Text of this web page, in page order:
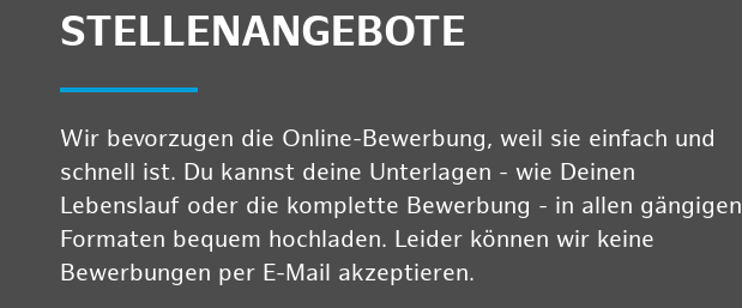
STELLENANGEBOTE
Wir bevorzugen die Online-Bewerbung, weil sie einfach und
schnell ist. Du kannst deine Unterlagen - wie Deinen
Lebenslauf oder die komplette Bewerbung - in allen gängigen
Formaten bequem hochladen. Leider können wir keine
Bewerbungen per E-Mail akzeptieren.